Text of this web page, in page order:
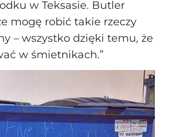
w Teksasie. Butler
mogę robić takie rzeczy
– wszystko dzięki temu, że
w śmietnikach.”